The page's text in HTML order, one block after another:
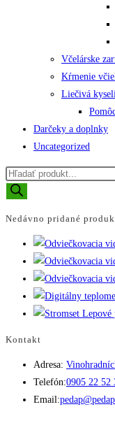
Včelárske
Kŕmenie včiel
Liečivá
Darčeky a doplnky
Uncategorized
Products
search
Nedávno pridané
Kontakt
Adresa:
Telefón:0905 22 52
Email: